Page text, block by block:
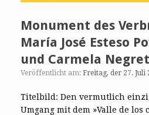
Monument des
María José Esteso
und Carmela
Veröffentlicht am: Freitag, der 27. Juli
Titelbild: Den vermutlich
Umgang mit dem »Valle de